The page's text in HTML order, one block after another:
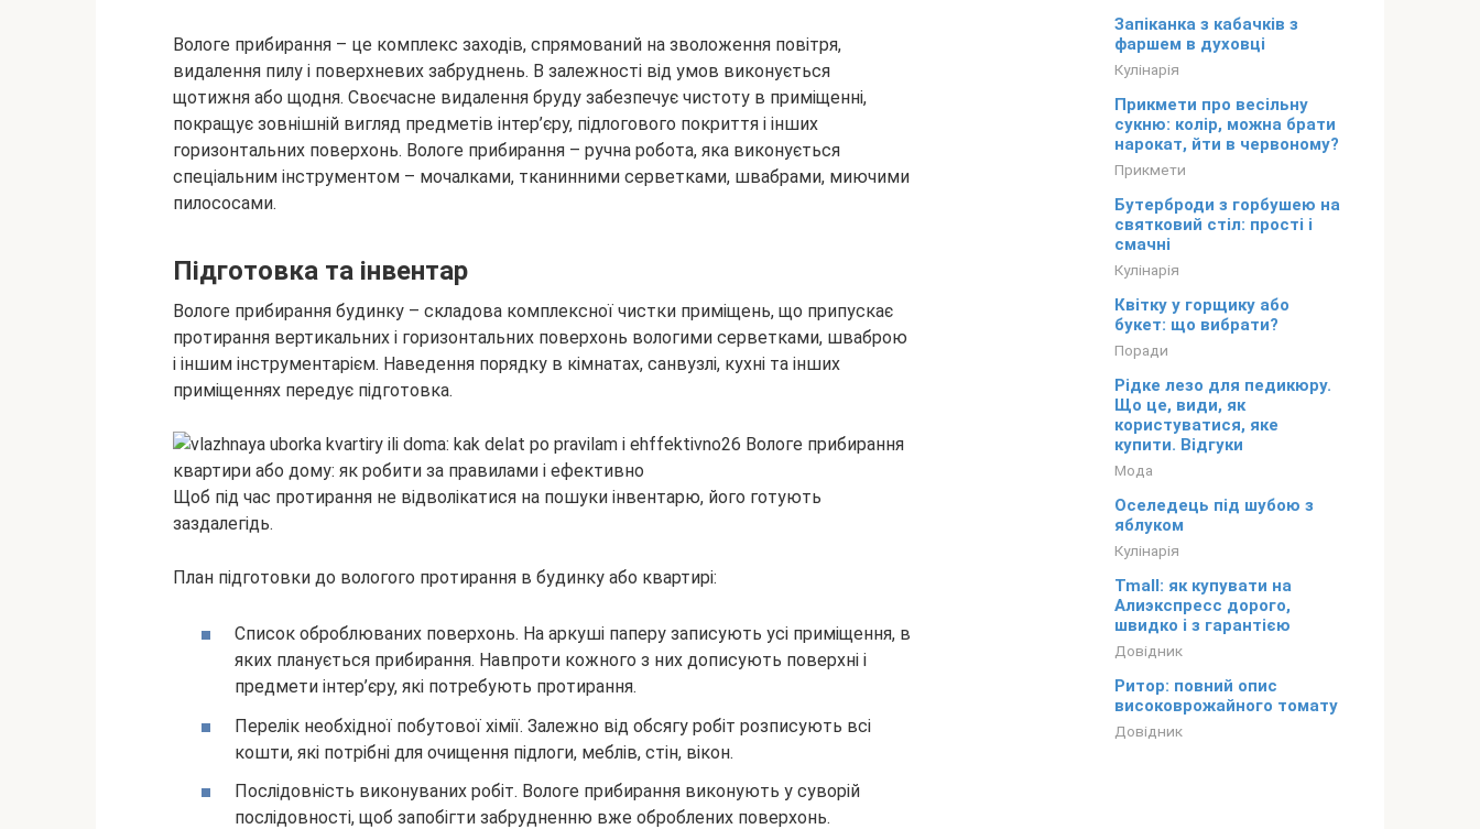
Вологе прибирання – це комплекс заходів, спрямований на зволоження повітря,
видалення пилу і поверхневих забруднень. В залежності від умов виконується
щотижня або щодня. Своєчасне видалення бруду забезпечує чистоту в приміщенні,
покращує зовнішній вигляд предметів інтер’єру, підлогового покриття і інших
горизонтальних поверхонь. Вологе прибирання – ручна робота, яка виконується
спеціальним інструментом – мочалками, тканинними серветками, швабрами, миючими
пилососами.
Підготовка та інвентар
Вологе прибирання будинку – складова комплексної чистки приміщень, що припускає
протирання вертикальних і горизонтальних поверхонь вологими серветками, шваброю
і іншим інструментарієм. Наведення порядку в кімнатах, санвузлі, кухні та інших
приміщеннях передує підготовка.
Щоб під час протирання не відволікатися на пошуки інвентарю, його готують
заздалегідь.
План підготовки до вологого протирання в будинку або квартирі:
Список оброблюваних поверхонь. На аркуші паперу записують усі приміщення, в
яких планується прибирання. Навпроти кожного з них дописують поверхні і
предмети інтер’єру, які потребують протирання.
Перелік необхідної побутової хімії. Залежно від обсягу робіт розписують всі
кошти, які потрібні для очищення підлоги, меблів, стін, вікон.
Послідовність виконуваних робіт. Вологе прибирання виконують у суворій
послідовності, щоб запобігти забрудненню вже оброблених поверхонь.
Запіканка з кабачків з
фаршем в духовці
Кулінарія
Прикмети про весільну
сукню: колір, можна брати
нарокат, йти в червоному?
Прикмети
Бутерброди з горбушею на
святковий стіл: прості і
смачні
Кулінарія
Квітку у горщику або
букет: що вибрати?
Поради
Рідке лезо для педикюру.
Що це, види, як
користуватися, яке
купити. Відгуки
Мода
Оселедець під шубою з
яблуком
Кулінарія
Tmall: як купувати на
Алиэкспресс дорого,
швидко і з гарантією
Довідник
Ритор: повний опис
високоврожайного томату
Довідник